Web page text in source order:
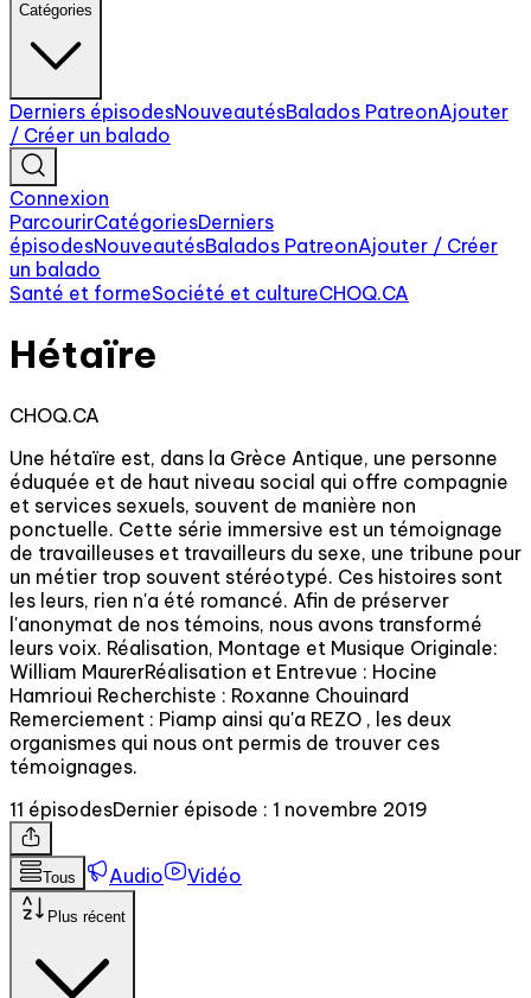
Catégories
Derniers épisodesNouveautésBalados PatreonAjouter
/ Créer un balado
Connexion
ParcourirCatégoriesDerniers
épisodesNouveautésBalados PatreonAjouter / Créer
un balado
Santé et formeSociété et cultureCHOQ.CA
Hétaïre
CHOQ.CA
Une hétaïre est, dans la Grèce Antique, une personne
éduquée et de haut niveau social qui offre compagnie
et services sexuels, souvent de manière non
ponctuelle. Cette série immersive est un témoignage
de travailleuses et travailleurs du sexe, une tribune pour
un métier trop souvent stéréotypé. Ces histoires sont
les leurs, rien n'a été romancé. Afin de préserver
l'anonymat de nos témoins, nous avons transformé
leurs voix. Réalisation, Montage et Musique Originale:
William MaurerRéalisation et Entrevue : Hocine
Hamrioui Recherchiste : Roxanne Chouinard
Remerciement : Piamp ainsi qu'a REZO , les deux
organismes qui nous ont permis de trouver ces
témoignages.
11 épisodesDernier épisode : 1 novembre 2019
Tous Audio Vidéo
Plus récent